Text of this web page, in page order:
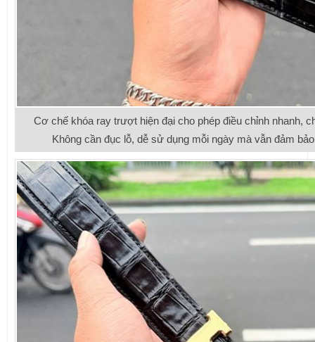
Cơ chế khóa ray trượt hiện đại cho phép điều chỉnh nhanh,
Không cần đục lỗ, dễ sử dụng mỗi ngày mà vẫn đảm